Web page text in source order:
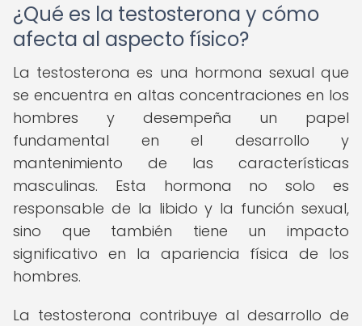
¿Qué es la testosterona y cómo
afecta al aspecto físico?
La testosterona es una hormona sexual que
se encuentra en altas concentraciones en los
hombres y desempeña un papel
fundamental en el desarrollo y
mantenimiento de las características
masculinas. Esta hormona no solo es
responsable de la libido y la función sexual,
sino que también tiene un impacto
significativo en la apariencia física de los
hombres.
La testosterona contribuye al desarrollo de